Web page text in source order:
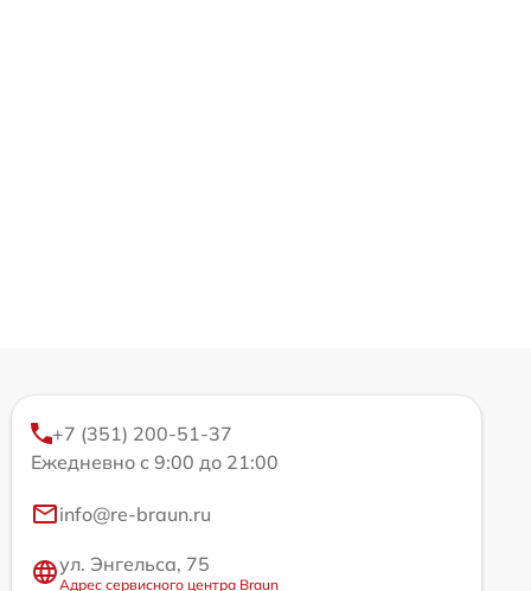
+7 (351) 200-51-37
Ежедневно с 9:00 до 21:00
info@re-braun.ru
ул. Энгельса, 75
Адрес сервисного центра Braun